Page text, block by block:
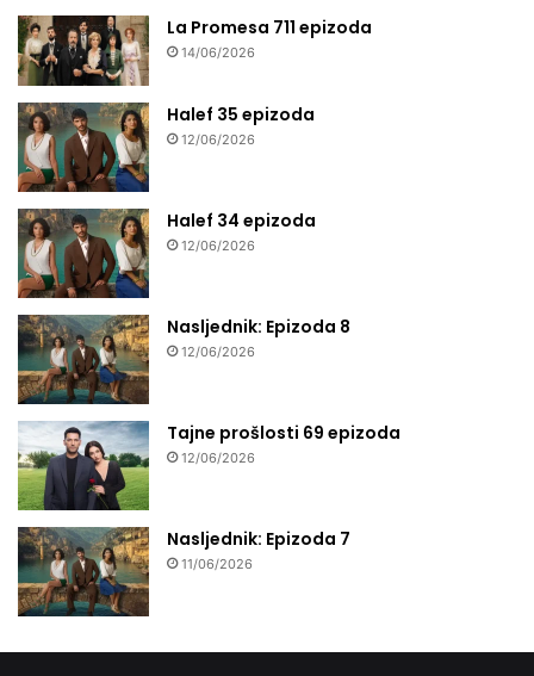
La Promesa 711 epizoda
14/06/2026
Halef 35 epizoda
12/06/2026
Halef 34 epizoda
12/06/2026
Nasljednik: Epizoda 8
12/06/2026
Tajne prošlosti 69 epizoda
12/06/2026
Nasljednik: Epizoda 7
11/06/2026